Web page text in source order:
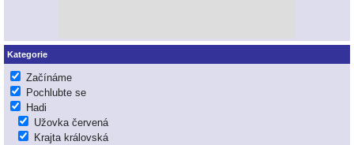
Kategorie
Začínáme
Pochlubte se
Hadi
Užovka červená
Krajta královská